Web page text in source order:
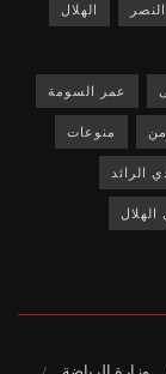
النصر الهلال
عمر السومة
من منوعات
الرائد
الهلال